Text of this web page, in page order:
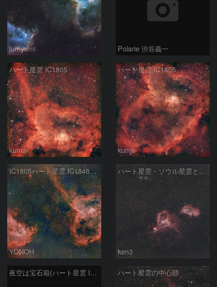
jun-yumi Polarie 渋谷義一
ハート星雲 IC1805
kuma-
ハート星雲 IC1805
kuma-
IC1805ハート星雲 IC1848ソウル星雲
YONOH
ハート星雲・ソウル星雲とその周辺
ken3
夜空は宝石箱(ハート星雲 IC1805) Seestar50 ハート星雲の中心部